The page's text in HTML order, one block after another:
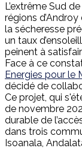
L’extrême Sud
régions
la sécheresse
un taux
peinent à
Face à ce
Energies pour le
décidé de
Ce projet, qui
de novembre
durable de
dans trois
Isoanala,